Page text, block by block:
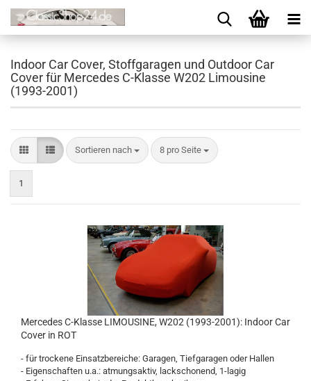
Indoor Car Cover, Stoffgaragen und Outdoor Car
Cover für Mercedes C-Klasse W202 Limousine
(1993-2001)
Sortieren nach 8 pro Seite
1
Mercedes C-Klasse LIMOUSINE, W202 (1993-2001): Indoor Car
Cover in ROT
- für trockene Einsatzbereiche: Garagen, Tiefgaragen oder Hallen
- Eigenschaften u.a.: atmungsaktiv, lackschonend, 1-lagig